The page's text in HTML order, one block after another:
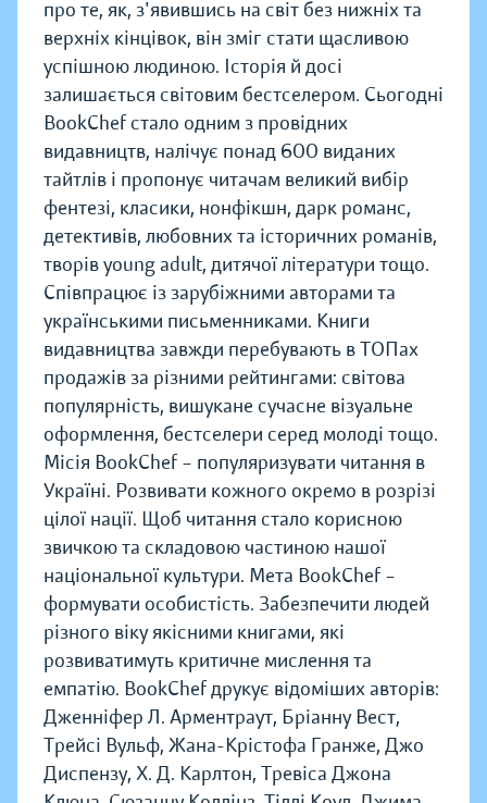
про те, як, з'явившись на світ без нижніх та
верхніх кінцівок, він зміг стати щасливою
успішною людиною. Історія й досі
залишається світовим бестселером. Сьогодні
BookChef стало одним з провідних
видавництв, налічує понад 600 виданих
тайтлів і пропонує читачам великий вибір
фентезі, класики, нонфікшн, дарк романс,
детективів, любовних та історичних романів,
творів young adult, дитячої літератури тощо.
Співпрацює із зарубіжними авторами та
українськими письменниками. Книги
видавництва завжди перебувають в ТОПах
продажів за різними рейтингами: світова
популярність, вишукане сучасне візуальне
оформлення, бестселери серед молоді тощо.
Місія BookChef – популяризувати читання в
Україні. Розвивати кожного окремо в розрізі
цілої нації. Щоб читання стало корисною
звичкою та складовою частиною нашої
національної культури. Мета BookChef –
формувати особистість. Забезпечити людей
різного віку якісними книгами, які
розвиватимуть критичне мислення та
емпатію. BookChef друкує відоміших авторів:
Дженніфер Л. Арментраут, Бріанну Вест,
Трейсі Вульф, Жана-Крістофа Гранже, Джо
Диспензу, Х. Д. Карлтон, Тревіса Джона